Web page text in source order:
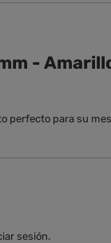
-
perfecto para su
sesión